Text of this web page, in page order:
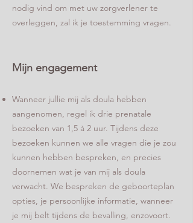
nodig vind om met uw zorgverlener te
overleggen, zal ik je toestemming vragen.
Mijn engagement
Wanneer jullie mij als doula hebben
aangenomen, regel ik drie prenatale
bezoeken van 1,5 à 2 uur. Tijdens deze
bezoeken kunnen we alle vragen die je zou
kunnen hebben bespreken, en precies
doornemen wat je van mij als doula
verwacht. We bespreken de geboorteplan
opties, je persoonlijke informatie, wanneer
je mij belt tijdens de bevalling, enzovoort.